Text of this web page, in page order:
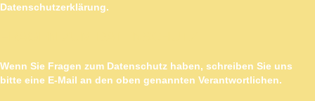
Datenschutzerklärung.
Wenn Sie Fragen zum Datenschutz haben, schreiben Sie uns
bitte eine E-Mail an den oben genannten Verantwortlichen.